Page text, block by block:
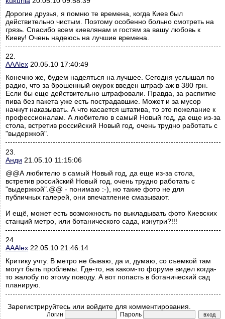
Дорогие друзья, я помню те времена, когда Киев был
действительно чистым. Поэтому особенно больно смотреть на
грязь. Спасибо всем киевлянам и гостям за вашу любовь к
Киеву! Очень надеюсь на лучшие времена.
22.
AAAlex 20.05.10 17:40:49
Конечно же, будем надеяться на лучшее. Сегодня услышал по
радио, что за брошенный окурок введен штраф аж в 380 грн.
Если бы еще действительно штрафовали. Правда, за распитие
пива без пакета уже есть пострадавшие. Может и за мусор
начнут наказывать. А что касается штатива, то это пожелание к
профессионалам. А любителю в самый Новый год, да еще из-за
стола, встретив российский Новый год, очень трудно работать с
"выдержкой".
23.
Анди 21.05.10 11:15:06
@@А любителю в самый Новый год, да еще из-за стола,
встретив российский Новый год, очень трудно работать с
"выдержкой".@@ - понимаю :-), но такие фото не для
публичных галерей, они впечатление смазывают.
И ещё, может есть возможность по выкладывать фото Киевских
станций метро, или ботанического сада, изнутри?!!!
24.
AAAlex 22.05.10 21:46:14
Критику учту. В метро не бываю, да и, думаю, со съемкой там
могут быть проблемы. Где-то, на каком-то форуме видел когда-
то жалобу по этому поводу. А вот попасть в ботанический сад
планирую.
Зарегистрируйтесь или войдите для комментирования.
Логин Пароль